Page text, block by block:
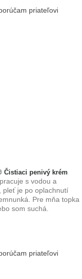
Príjemný pocit na
priateľovi
Čistiaci penivý krém
s vodou a
pleť je po oplachnutí
Pre mňa topka
som suchá.
na pokožkepriateľovi